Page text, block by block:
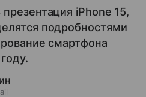
iPhone 15,
подробностями
смартфона